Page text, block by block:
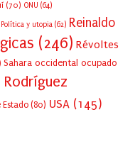
(70) ONU (64)
Política y utopia (62) Reinaldo
(246) Révoltes
Sahara occidental ocupado
Rodríguez
(80) USA (145)